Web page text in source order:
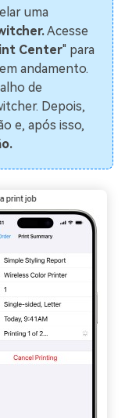
uma
Acesse
Center" para
andamento.
de
Depois,
e, após isso,